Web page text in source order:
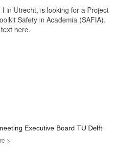
in Utrecht, is looking for a Project
Safety in Academia (SAFIA).
here.
Executive Board TU Delft
>